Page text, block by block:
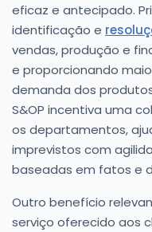
eficaz e antecipado.
identificação e
vendas, produção e
e proporcionando
demanda dos
S&OP incentiva uma
os departamentos,
imprevistos com
baseadas em fatos e
Outro benefício
serviço oferecido aos